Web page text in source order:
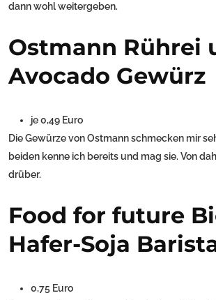
dann wohl weitergeben.
Ostmann Rührei
Avocado Gewürz
je 0,49 Euro
Die Gewürze von Ostmann schmecken mir
beiden kenne ich bereits und mag sie. Von
drüber.
Food for future
Hafer-Soja
0,75 Euro